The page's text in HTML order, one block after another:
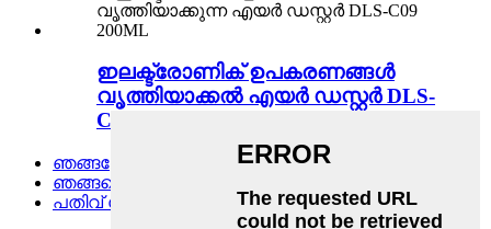
ഇലക്ട്രോണിക് ഉപകരണങ്ങൾ
വൃത്തിയാക്കൽ എയർ ഡസ്റ്റർ DLS-
C0...
ഞങ്ങളേക്കുറിച്ച്
ഞങ്ങളെ സമീപിക്കുക
പതിവ് ചോദ്യങ്ങൾ